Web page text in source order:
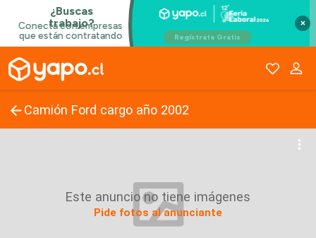
×
Camión Ford cargo año 2002
Este anuncio no tiene imágenes
Pide fotos al anunciante